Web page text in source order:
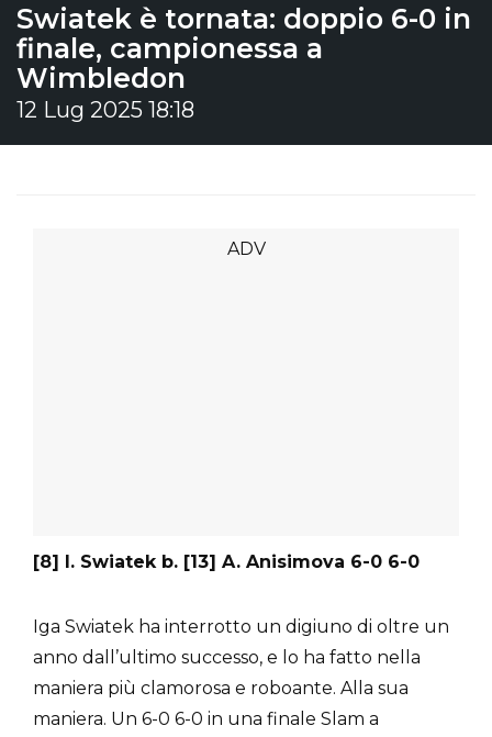
Swiatek è tornata: doppio 6-0 in
finale, campionessa a
Wimbledon
12 Lug 2025 18:18
[8] I. Swiatek b. [13] A. Anisimova 6-0 6-0
Iga Swiatek ha interrotto un digiuno di oltre un
anno dall’ultimo successo, e lo ha fatto nella
maniera più clamorosa e roboante. Alla sua
maniera. Un 6-0 6-0 in una finale Slam a